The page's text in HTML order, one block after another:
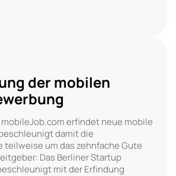
der mobilen
erfindet neue mobile
damit die
um das zehnfache Gute
Das Berliner Startup
mit der Erfindung